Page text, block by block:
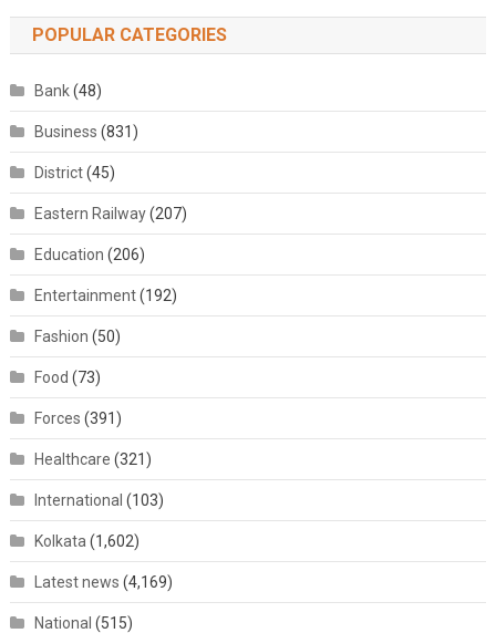
POPULAR CATEGORIES
Bank(48)
Business (831)
District(45)
Eastern Railway(207)
Education (206)
Entertainment(192)
Fashion (50)
Food (73)
Forces (391)
Healthcare (321)
International (103)
Kolkata (1,602)
Latest news (4,169)
National (515)